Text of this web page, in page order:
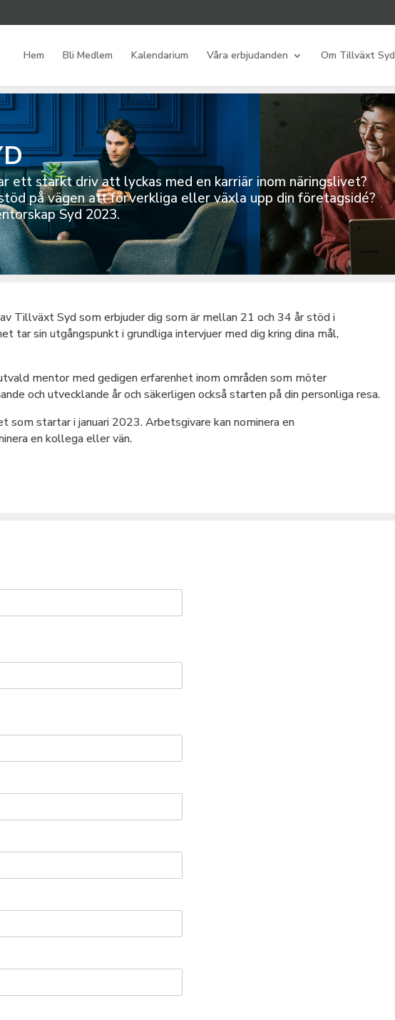
Hem Bli Medlem Kalendarium Våra erbjudanden Om Tillväxt Syd
ett starkt driv att lyckas med en karriär inom näringslivet?
på vägen att förverkliga eller växla upp din företagsidé?
Syd 2023.
Tillväxt Syd som erbjuder dig som är mellan 21 och 34 år stöd i
tar sin utgångspunkt i grundliga intervjuer med dig kring dina mål,
mentor med gedigen erfarenhet inom områden som möter
och utvecklande år och säkerligen också starten på din personliga resa.
som startar i januari 2023. Arbetsgivare kan nominera en
en kollega eller vän.